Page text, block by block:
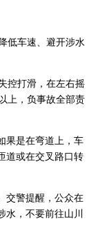
低车速、避开涉水
控打滑，在左右摇
上，负事故全部责
果是在弯道上，车
道或在交叉路口转
交警提醒，公众在
，不要前往山川